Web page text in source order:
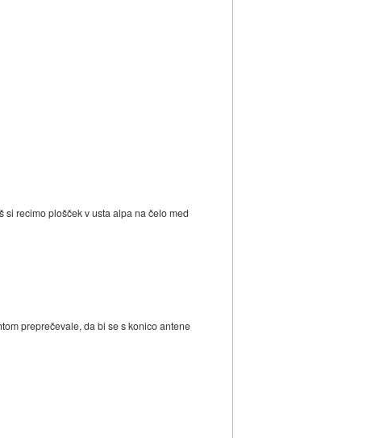
recimo plošček v usta alpa na čelo med
preprečevale, da bi se s konico antene